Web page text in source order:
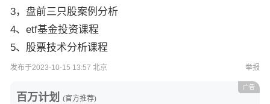
3，盘前三只股案例分析
4、etf基金投资课程
5、股票技术分析课程
发布于2023-10-15 13:57 北京 举报
百万计划 (官方推荐)
广告